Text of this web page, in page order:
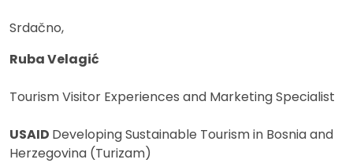
Srdačno,
Ruba Velagić
Tourism Visitor Experiences and Marketing Specialist
USAID Developing Sustainable Tourism in Bosnia and
Herzegovina (Turizam)